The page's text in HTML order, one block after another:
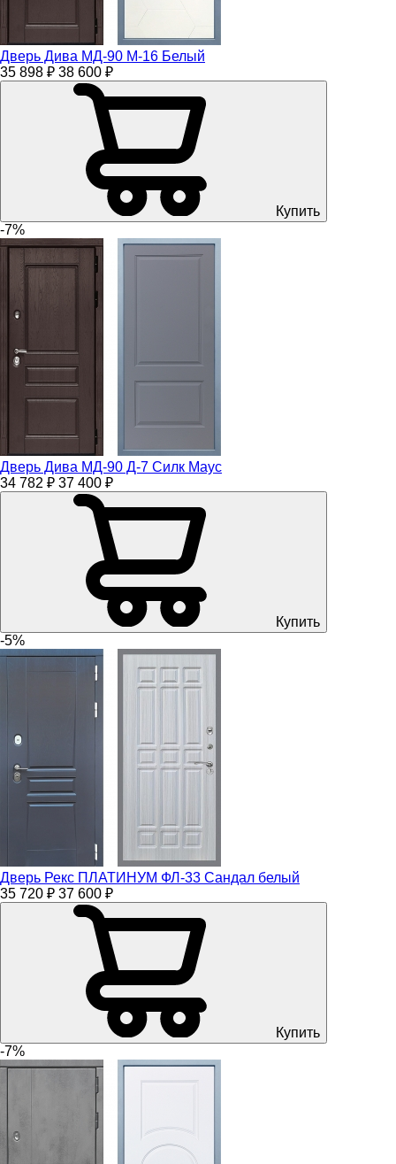
Дверь Дива МД-90 М-16 Белый
35 898 ₽ 38 600 ₽
Купить
-7%
Дверь Дива МД-90 Д-7 Силк Маус
34 782 ₽ 37 400 ₽
Купить
-5%
Дверь Рекс ПЛАТИНУМ ФЛ-33 Сандал белый
35 720 ₽ 37 600 ₽
Купить
-7%